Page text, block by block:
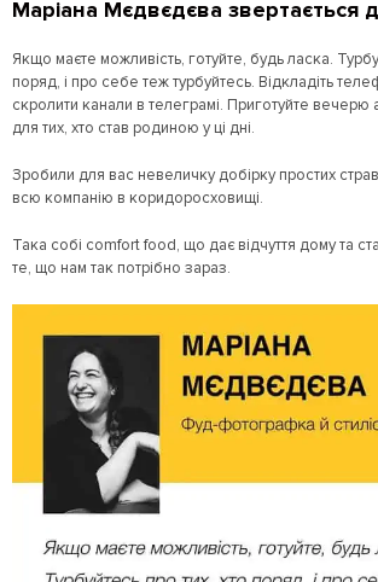
Маріана Мєдвєдєва звертається
Якщо маєте можливість, готуйте, будь ласка.
поряд, і про себе теж турбуйтесь. Відкладіть
скролити канали в телеграмі. Приготуйте
для тих, хто став родиною у ці дні.
Зробили для вас невеличку добірку простих
всю компанію в коридоросховищі.
Така собі comfort food, що дає відчуття дому та
те, що нам так потрібно зараз.